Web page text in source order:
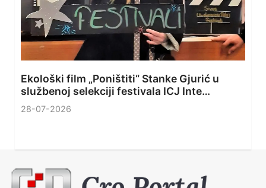
Ekološki film „Poništiti“ Stanke Gjurić u
službenoj selekciji festivala ICJ Inte…
28-07-2026